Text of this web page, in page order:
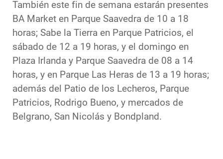
También este fin de semana estarán presentes
BA Market en Parque Saavedra de 10 a 18
horas; Sabe la Tierra en Parque Patricios, el
sábado de 12 a 19 horas, y el domingo en
Plaza Irlanda y Parque Saavedra de 08 a 14
horas, y en Parque Las Heras de 13 a 19 horas;
además del Patio de los Lecheros, Parque
Patricios, Rodrigo Bueno, y mercados de
Belgrano, San Nicolás y Bondpland.